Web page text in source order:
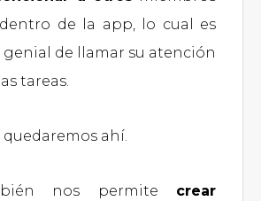
de la app, lo cual es
genial de llamar su atención
tareas.
ahí.
nos permite crear